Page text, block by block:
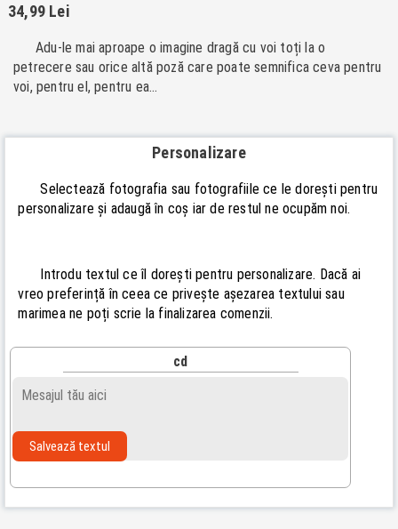
34,99 Lei
Adu-le mai aproape o imagine dragă cu voi toți la o
petrecere sau orice altă poză care poate semnifica ceva pentru
voi, pentru el, pentru ea...
Personalizare
Selectează fotografia sau fotografiile ce le dorești pentru
personalizare și adaugă în coș iar de restul ne ocupăm noi.
Introdu textul ce îl dorești pentru personalizare. Dacă ai
vreo preferință în ceea ce privește așezarea textului sau
marimea ne poți scrie la finalizarea comenzii.
cd
Salvează textul